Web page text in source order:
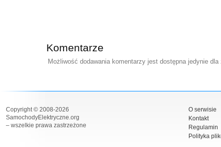
Komentarze
Możliwość dodawania komentarzy jest dostępna jedynie
Copyright © 2008-2026
SamochodyElektryczne.org
– wszelkie prawa zastrzeżone
O serwisie
Kontakt
Regulamin
Polityka